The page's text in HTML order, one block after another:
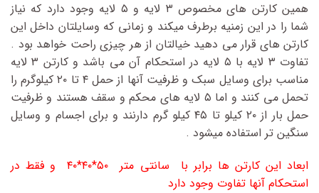
همین کارتن های مخصوص ۳ لایه و ۵ لایه وجود دارد که نیاز
شما را در این زمنیه برطرف میکند و زمانی که وسایلتان داخل این
کارتن های قرار می دهید خیالتان از هر چیزی راحت خواهد بود .
تفاوت ۳ لایه با ۵ لایه در استحکام آن می باشد و کارتن ۳ لایه
مناسب برای وسایل سبک و ظرفیت آنها از حمل ۴ تا ۲۰ کیلوگرم را
تحمل می کنند و اما ۵ لایه های محکم و سقف هستند و ظرفیت
حمل بار از ۲۰ کیلو تا ۴۵ کیلو گرم دارنند و برای اجسام و وسایل
سنگین تر استفاده میشود .
ابعاد این کارتن ها برابر با سانتی متر ۵۰*۴۰*۴۰ و فقط در
استحکام آنها تفاوت وجود دارد